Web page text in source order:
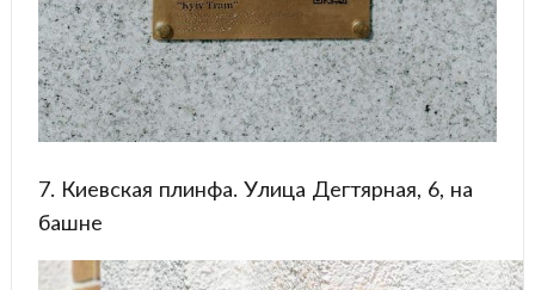
7. Киевская плинфа. Улица Дегтярная, 6, на
башне